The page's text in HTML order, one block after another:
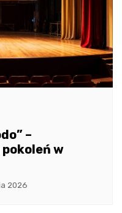
–
w
2026